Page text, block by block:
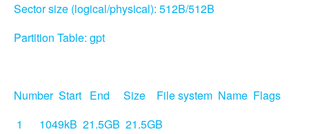
Sector size (logical/physical): 512B/512B
Partition Table: gpt
Number Start End Size File system Name Flags
1 1049kB 21.5GB 21.5GB